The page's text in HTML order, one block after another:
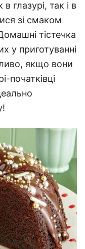
глазурі, так і в
зі смаком
тістечка
у приготуванні
якщо вони
початківці